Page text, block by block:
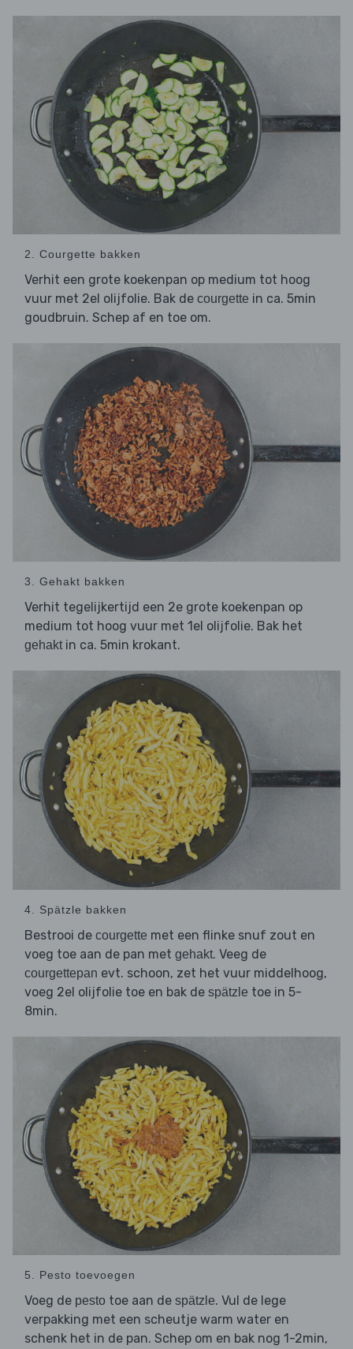
2. Courgette bakken
Verhit een grote koekenpan op medium tot hoog
vuur met 2el olijfolie. Bak de courgette in ca. 5min
goudbruin. Schep af en toe om.
3. Gehakt bakken
Verhit tegelijkertijd een 2e grote koekenpan op
medium tot hoog vuur met 1el olijfolie. Bak het
gehaktin ca. 5min krokant.
4. Spätzle bakken
Bestrooi de courgette met een flinke snuf zout en
voeg toe aan de pan met gehakt. Veeg de
courgettepan evt. schoon, zet het vuur middelhoog,
voeg 2el olijfolie toe en bak de spätzle toe in 5-
8min.
5. Pesto toevoegen
Voeg de pesto toe aan de spätzle. Vul de lege
verpakking met een scheutje warm water en
schenk het in de pan. Schep om en bak nog 1-2min,